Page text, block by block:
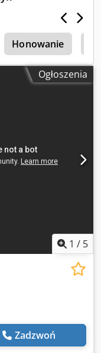
Honowanie
Ogłoszenia
1 / 5
Zadzwoń